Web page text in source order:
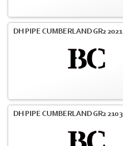
DH PIPE CUMBERLAND GR2 2021
DH PIPE CUMBERLAND GR2 2103